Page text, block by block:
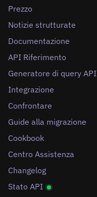
Prezzo
Notizie strutturate
Documentazione
API Riferimento
Generatore di query API
Integrazione
Confrontare
Guide alla migrazione
Cookbook
Centro Assistenza
Changelog
Stato API